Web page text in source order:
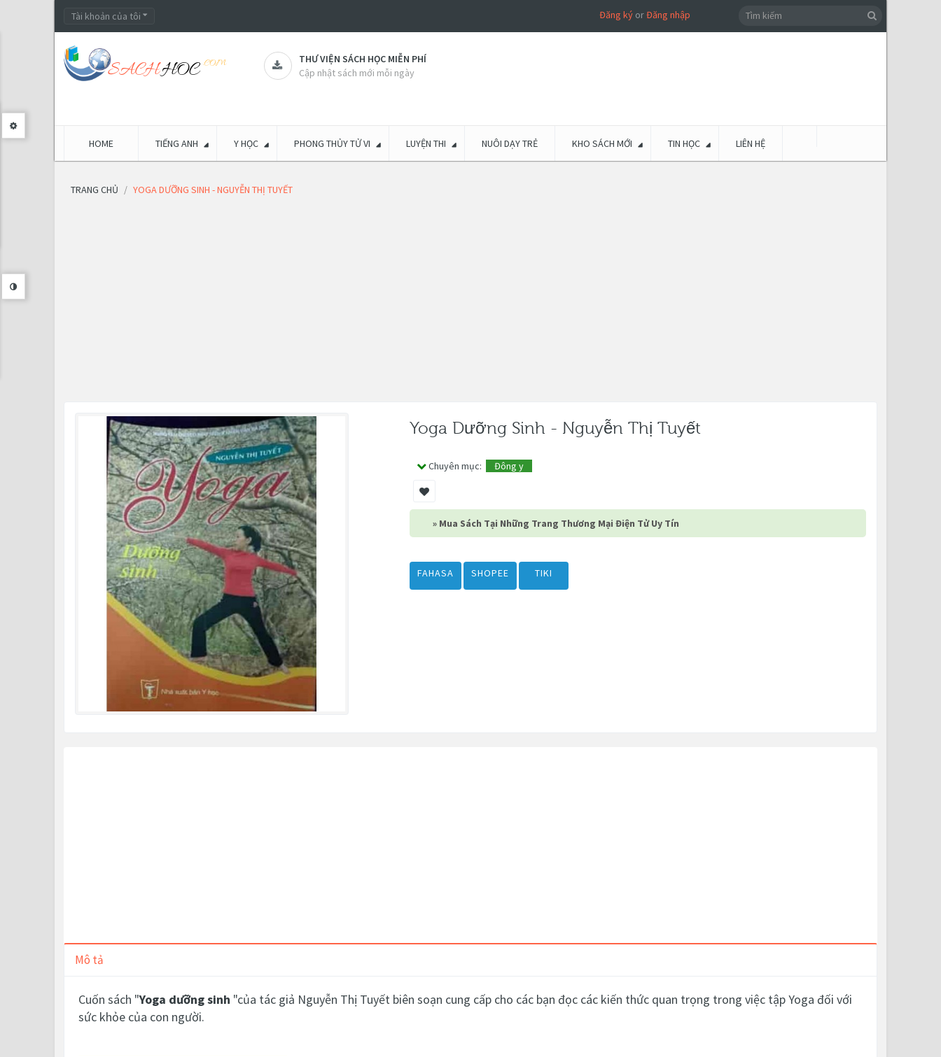
Tài khoản của tôi Đăng kýorĐăng nhập
THƯ VIỆN SÁCH HỌC MIỄN PHÍ
Cập nhật sách mới mỗi ngày
HOME TIẾNG ANH Y HỌC PHONG THỦY TỬ VI LUYỆN THI NUÔI DẠY TRẺ KHO SÁCH MỚI TIN HỌC LIÊN HỆ
TRANG CHỦ YOGA DƯỠNG SINH - NGUYỄN THỊ TUYẾT
Yoga Dưỡng Sinh - Nguyễn Thị Tuyết
Chuyên mục: Đông y
» Mua Sách Tại Những Trang Thương Mại Điện Tử Uy Tín
FAHASA SHOPEE TIKI
Mô tả
Cuốn sách "Yoga dưỡng sinh "của tác giả Nguyễn Thị Tuyết biên soạn cung cấp cho các bạn đọc các kiến thức quan trọng trong việc tập Yoga đối với
sức khỏe của con người.